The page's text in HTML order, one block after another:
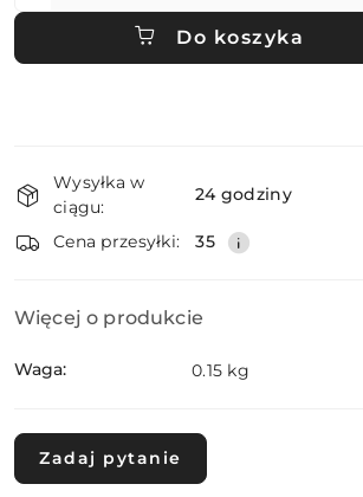
Do koszyka
i
dostawa
Wysyłka w
ciągu:
24 godziny
Cena przesyłki: 35
Więcej o produkcie
Waga: 0.15 kg
Zadaj pytanie